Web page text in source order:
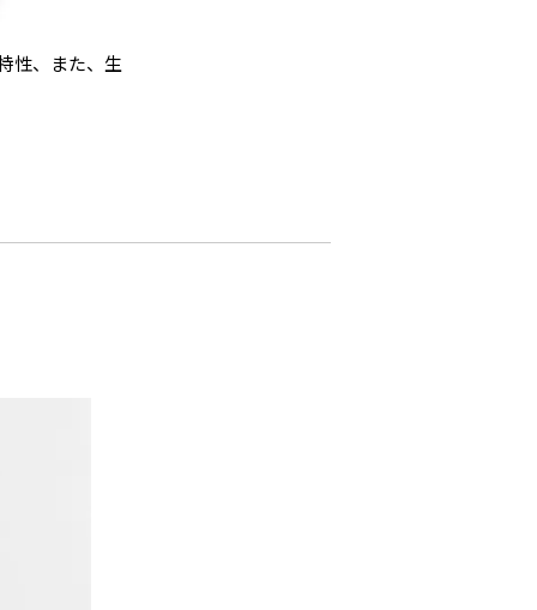
性、また、生